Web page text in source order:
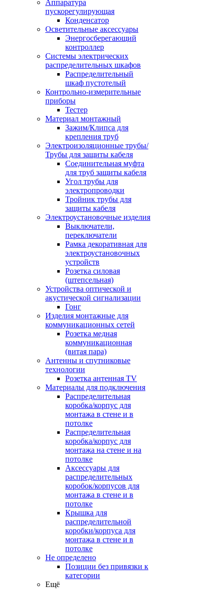
Аппаратура
пускорегулирующая
Конденсатор
Осветительные аксессуары
Энергосберегающий
контроллер
Системы электрических
распределительных шкафов
Распределительный
шкаф пустотелый
Контрольно-измерительные
приборы
Тестер
Материал монтажный
Зажим/Клипса для
крепления труб
Электроизоляционные трубы/
Трубы для защиты кабеля
Соединительная муфта
для труб защиты кабеля
Угол трубы для
электропроводки
Тройник трубы для
защиты кабеля
Электроустановочные изделия
Выключатели,
переключатели
Рамка декоративная для
электроустановочных
устройств
Розетка силовая
(штепсельная)
Устройства оптической и
акустической сигнализации
Гонг
Изделия монтажные для
коммуникационных сетей
Розетка медная
коммуникационная
(витая пара)
Антенны и спутниковые
технологии
Розетка антенная TV
Материалы для подключения
Распределительная
коробка/корпус для
монтажа в стене и в
потолке
Распределительная
коробка/корпус для
монтажа на стене и на
потолке
Аксессуары для
распределительных
коробок/корпусов для
монтажа в стене и в
потолке
Крышка для
распределительной
коробки/корпуса для
монтажа в стене и в
потолке
Не определено
Позиции без привязки к
категории
Ещё